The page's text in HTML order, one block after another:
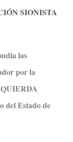
SIONISTA
las
por la
del Estado de